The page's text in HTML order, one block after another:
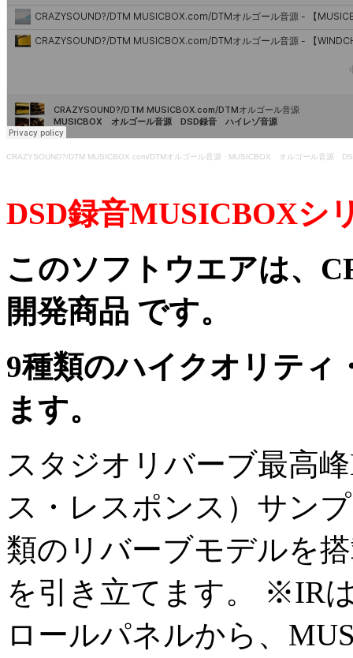
CRAZYSOUND?/DTM MUSICBOX.com/DTMオルゴール音源 · MUSICBOX オルゴール音源
DSD録音MUSICBOXシ
このソフトウエアは、
開発商品 です。
9種類のハイクオリティ
ます。
スタジオリバーブ最高
ス・レスポンス）サン
類のリバーブモデルを
を引き立てます。 ※IR
ロールパネルから、